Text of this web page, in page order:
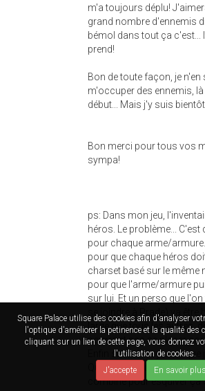
Square Palace utilise des cookies afin d'analyser
l'optique d'améliorer la petinence et la qualité des
cliquant sur un lien de cette page, vous donnez
l'utilisation de cookies.
J'accepte
En savoir plus
m'a toujours déplu!
grand nombre d'ennemis
bémol dans tout ça c'est...
prend!
Bon de toute façon, je
m'occuper des ennemis,
début... Mais j'y suis
Bon merci pour tous vos
sympa!
ps: Dans mon jeu,
héros. Le problème... C'est
pour chaque arme/
pour que chaque héros
charset basé sur le même
pour que l'arme/armure
sur lui. Et un perso que
se joindre à Prade) va être
large que tous les autres,
pourront pas se placer
Enfin si vous voyez ce que
Quelqu'un saurait-il
combine pour esquiver ça